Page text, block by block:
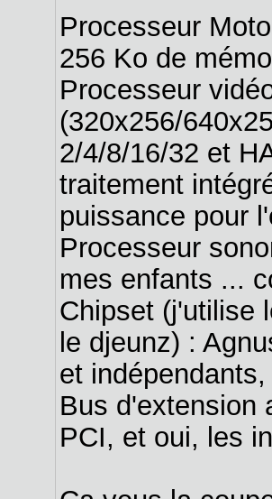
Processeur
256 Ko de
Processeur
(320x256/
2/4/8/16/32 et
traitement
puissance pour
Processeur
mes enfants ...
Chipset (j'utilise
le djeunz) :
et
Bus d'extension
PCI, et oui, les